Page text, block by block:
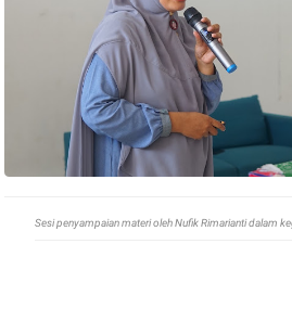
Sesi penyampaian materi oleh Nufik Rimarianti dalam